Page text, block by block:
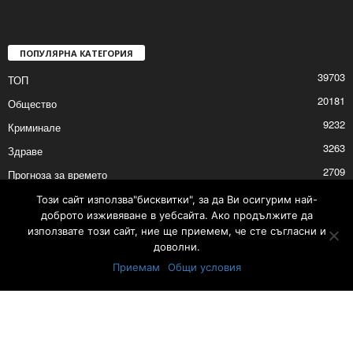
ПОПУЛЯРНА КАТЕГОРИЯ
ТОП
39703
Общество
20181
Криминале
9232
Здраве
3263
Прогноза за времето
2709
Политика
Култура
Този сайт използва"бисквитки", за да Ви осигурим най-
доброто изживяване в уебсайта. Ако продължите да
използвате този сайт, ние ще приемем, че сте съгласни и
доволни.
Приемам
Общи условия